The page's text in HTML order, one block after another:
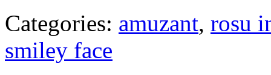
Categories: amuzant, rosu
smiley face